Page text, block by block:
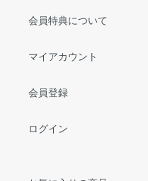
会員特典について
マイアカウント
会員登録
ログイン